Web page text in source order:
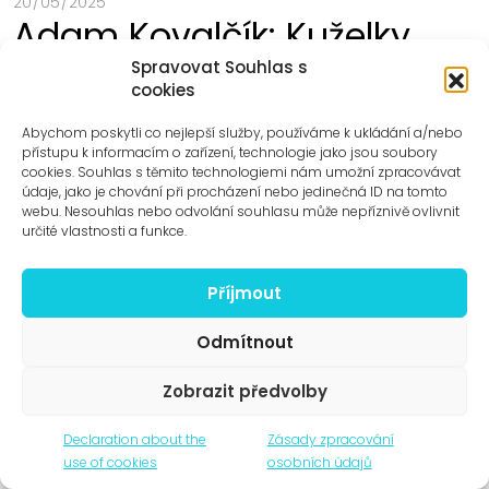
Spravovat Souhlas s
cookies
Abychom poskytli co nejlepší služby, používáme k ukládání a/nebo
přístupu k informacím o zařízení, technologie jako jsou soubory
cookies. Souhlas s těmito technologiemi nám umožní zpracovávat
údaje, jako je chování při procházení nebo jedinečná ID na tomto
webu. Nesouhlas nebo odvolání souhlasu může nepříznivě ovlivnit
určité vlastnosti a funkce.
Příjmout
Odmítnout
Zobrazit předvolby
Declaration about the
use of cookies
Zásady zpracování
osobních údajů
Adam Kovalčík: Kuželky
Capacitas Statua Policlinica – sculpture
projects for public space of Motol University
Hospital
Umění venku and Motol University Hospital would like
to invite you to the exhibition.
Exhibition opening:5. 6. 2025,
16:00
Motol University Hospital
(in front of metro station)